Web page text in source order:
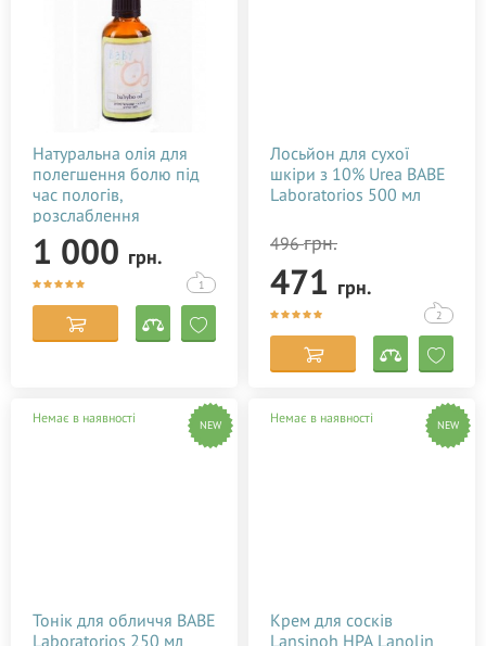
Mambino Organics
Maternea
Mr.Scrubber
Mustela
Noreva Laboratoires
Palmer's
Petitfee & Koelf
PHYTO
Spitzner Arzneimittel
Натуральна олія для
полегшення болю під
час пологів,
розслаблення
породіллі Baby Teva
Babybo Oil 50 мл
1 000 грн.
1
Лосьйон для сухої
шкіри з 10% Urea BABE
Laboratorios 500 мл
496грн.
471 грн.
2
Немає в наявності NEW
Тонік для обличчя BABE
Laboratorios 250 мл
Немає в наявності NEW
Крем для сосків
Lansinoh HPA Lanolin